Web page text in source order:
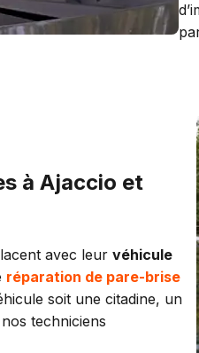
à Ajaccio et
avec leur véhicule
réparation de pare-brise
soit une citadine, un
techniciens